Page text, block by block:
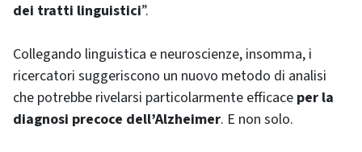
dei tratti linguistici”.
Collegando linguistica e neuroscienze, insomma, i
ricercatori suggeriscono un nuovo metodo di analisi
che potrebbe rivelarsi particolarmente efficace per la
diagnosi precoce dell’Alzheimer. E non solo.